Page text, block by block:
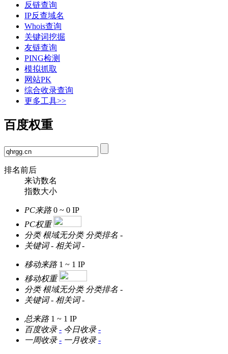
反链查询
IP反查域名
Whois查询
关键词挖掘
友链查询
PING检测
模拟抓取
网站PK
综合收录查询
更多工具>>
百度权重
排名前后
来访数名
指数大小
PC来路 0 ~ 0 IP
PC权重
分类 根域无分类 分类排名 -
关键词 - 相关词 -
移动来路 1 ~ 1 IP
移动权重
分类 根域无分类 分类排名 -
关键词 - 相关词 -
总来路 1 ~ 1 IP
百度收录 - 今日收录 -
一周收录 - 一月收录 -